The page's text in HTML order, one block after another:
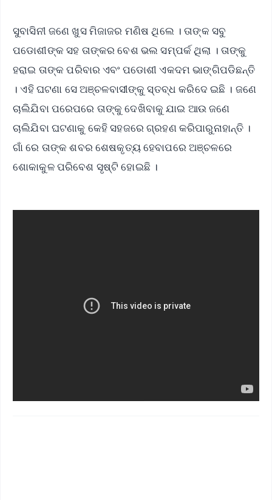
ସୁବାସିନୀ ଜଣେ ଖୁସ ମିଜାଜର ମଣିଷ ଥିଲେ । ତାଙ୍କ ସବୁ
ପଡୋଶୀଙ୍କ ସହ ତାଙ୍କର ବେଶ ଭଲ ସମ୍ପର୍କ ଥିଲା । ତାଙ୍କୁ
ହରାଇ ତାଙ୍କ ପରିବାର ଏବଂ ପଡୋଶୀ ଏକଦମ ଭାଙ୍ଗିପଡିଛନ୍ତି
। ଏହି ଘଟଣା ସେ ଅଞ୍ଚଳବାସୀଙ୍କୁ ସ୍ତବ୍ଧ କରିଦେ ଇଛି । ଜଣେ
ଚାଲିଯିବା ପରେପରେ ତାଙ୍କୁ ଦେଖିବାକୁ ଯାଇ ଆଉ ଜଣେ
ଚାଲିଯିବା ଘଟଣାକୁ କେହି ସହଜରେ ଗ୍ରହଣ କରିପାରୁନାହାନ୍ତି ।
ଗାଁ ରେ ତାଙ୍କ ଶବର ଶେଷକୃତ୍ୟ ହେବାପରେ ଅଞ୍ଚଳରେ
ଶୋକାକୁଳ ପରିବେଶ ସୃଷ୍ଟି ହୋଇଛି ।